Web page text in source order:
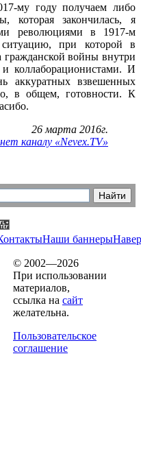
му году получаем либо
которая закончилась, я
революциями в 1917-м
при которой в
гражданской войны внутри
коллаборационистами. И
аккуратных взвешенных
в общем, готовности. К
26 марта 2016г.
каналу «Nevex.TV»
Наши баннеры
© 2002—2026
При использовании
материалов,
ссылка на сайт
желательна.
Пользовательское
соглашение